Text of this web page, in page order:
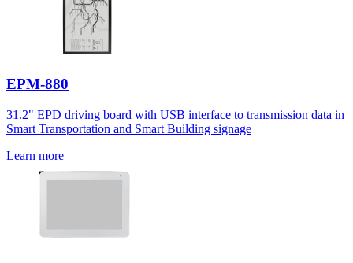
EPM-880
31.2" EPD driving board with USB interface to transmission data in
Smart Transportation and Smart Building signage
Learn more